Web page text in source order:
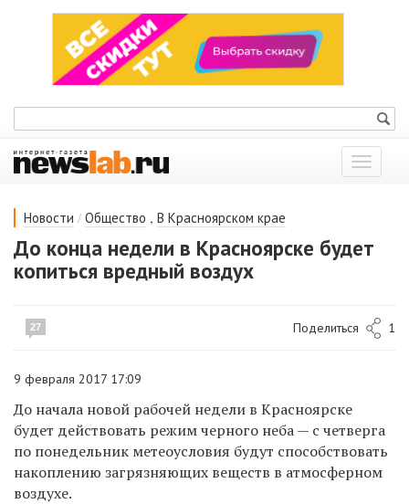
Показать
меню
Новости / Общество , В Красноярском крае
До конца недели в Красноярске будет
копиться вредный воздух
27 Поделиться 1
9 февраля 2017 17:09
До начала новой рабочей недели в Красноярске
будет действовать режим черного неба — с четверга
по понедельник метеоусловия будут способствовать
накоплению загрязняющих веществ в атмосферном
воздухе.